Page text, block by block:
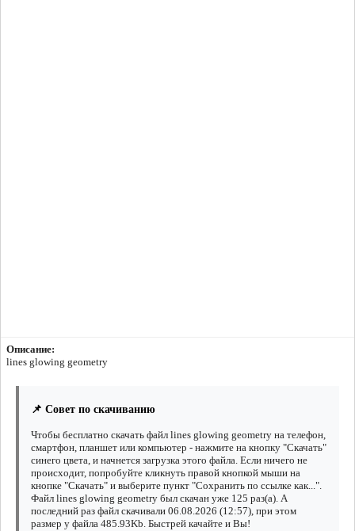
Описание:
lines glowing geometry
📌 Совет по скачиванию
Чтобы бесплатно скачать файл lines glowing geometry на телефон,
смартфон, планшет или компьютер - нажмите на кнопку "Скачать"
синего цвета, и начнется загрузка этого файла. Если ничего не
происходит, попробуйте кликнуть правой кнопкой мыши на
кнопке "Скачать" и выберите пункт "Сохранить по ссылке как...".
Файл lines glowing geometry был скачан уже 125 раз(а). А
последний раз файл скачивали 06.08.2026 (12:57), при этом
размер у файла 485.93Kb. Быстрей качайте и Вы!